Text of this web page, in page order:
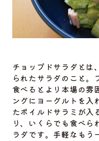
チョップドサラダとは
られたサラダのこと。
食べるとより本場の雰
ングにヨーグルトを入
たボイルドサラミが入
り、いくらでも食べら
ラダです。手軽なもう